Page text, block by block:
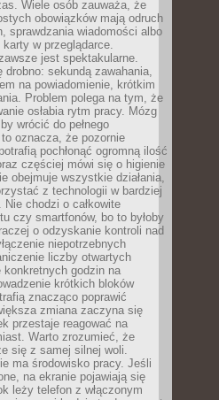
Wiele osób zauważa, że
obowiązków mają odruch
sprawdzania wiadomości albo
w przeglądarce.
jest spektakularne.
drobno: sekundą zawahania,
na powiadomienie, krótkim
Problem polega na tym, że
osłabia rytm pracy. Mózg
wrócić do pełnego
oznacza, że pozornie
pochłonąć ogromną ilość
częściej mówi się o higienie
obejmuje wszystkie działania,
z technologii w bardziej
chodzi o całkowite
czy smartfonów, bo to byłoby
o odzyskanie kontroli nad
niepotrzebnych
liczby otwartych
godzin na
krótkich bloków
znacząco poprawić
zmiana zaczyna się
przestaje reagować na
Warto zrozumieć, że
się z samej silnej woli.
ma środowisko pracy. Jeśli
na ekranie pojawiają się
leży telefon z włączonym